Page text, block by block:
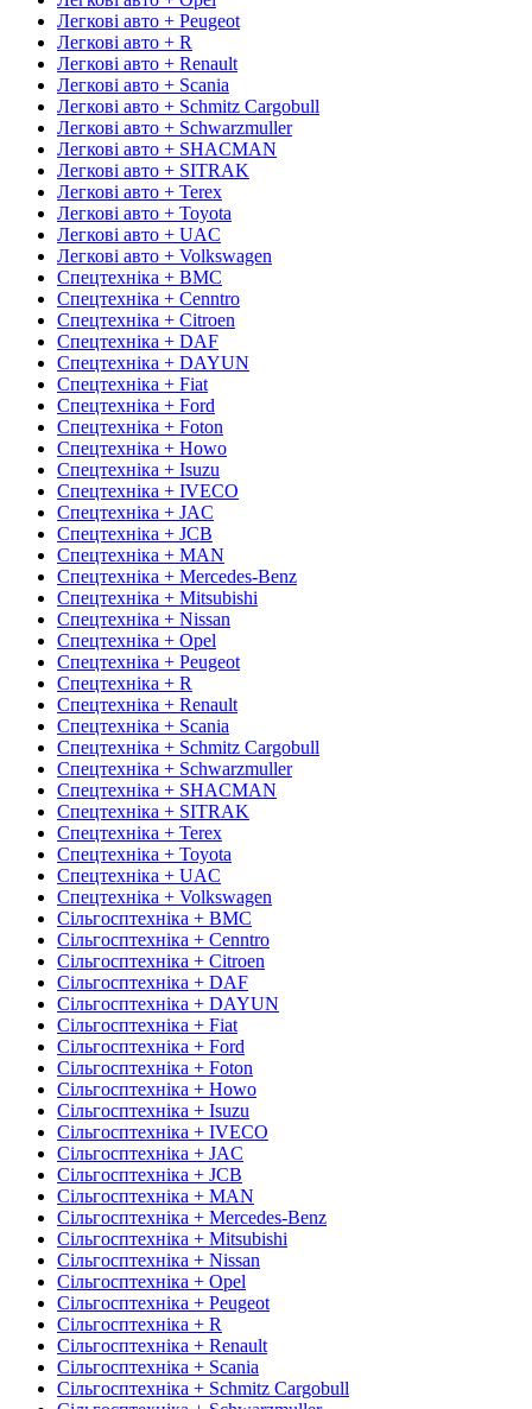
Легкові авто + Peugeot
Легкові авто + R
Легкові авто + Renault
Легкові авто + Scania
Легкові авто + Schmitz Cargobull
Легкові авто + Schwarzmuller
Легкові авто + SHACMAN
Легкові авто + SITRAK
Легкові авто + Terex
Легкові авто + Toyota
Легкові авто + UAC
Легкові авто + Volkswagen
Спецтехніка + BMC
Спецтехніка + Cenntro
Спецтехніка + Citroen
Спецтехніка + DAF
Спецтехніка + DAYUN
Спецтехніка + Fiat
Спецтехніка + Ford
Спецтехніка + Foton
Спецтехніка + Howo
Спецтехніка + Isuzu
Спецтехніка + IVECO
Спецтехніка + JAC
Спецтехніка + JCB
Спецтехніка + MAN
Спецтехніка + Mercedes-Benz
Спецтехніка + Mitsubishi
Спецтехніка + Nissan
Спецтехніка + Opel
Спецтехніка + Peugeot
Спецтехніка + R
Спецтехніка + Renault
Спецтехніка + Scania
Спецтехніка + Schmitz Cargobull
Спецтехніка + Schwarzmuller
Спецтехніка + SHACMAN
Спецтехніка + SITRAK
Спецтехніка + Terex
Спецтехніка + Toyota
Спецтехніка + UAC
Спецтехніка + Volkswagen
Сільгосптехніка + BMC
Сільгосптехніка + Cenntro
Сільгосптехніка + Citroen
Сільгосптехніка + DAF
Сільгосптехніка + DAYUN
Сільгосптехніка + Fiat
Сільгосптехніка + Ford
Сільгосптехніка + Foton
Сільгосптехніка + Howo
Сільгосптехніка + Isuzu
Сільгосптехніка + IVECO
Сільгосптехніка + JAC
Сільгосптехніка + JCB
Сільгосптехніка + MAN
Сільгосптехніка + Mercedes-Benz
Сільгосптехніка + Mitsubishi
Сільгосптехніка + Nissan
Сільгосптехніка + Opel
Сільгосптехніка + Peugeot
Сільгосптехніка + R
Сільгосптехніка + Renault
Сільгосптехніка + Scania
Сільгосптехніка + Schmitz Cargobull